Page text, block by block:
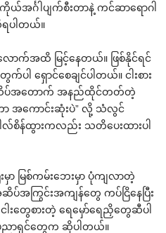
အင်္ဂါပျက်စီးတာနဲ့ ကင်ဆာရောဂါ
ပါတယ်။
ာက်အထိ မြင့်နေတယ်။ ဖြစ်နိုင်ရင်
ါ ရှောင်စေချင်ပါတယ်။ ငါးစား
အဆိပ်အတောက် အနည်ထိုင်တတ်တဲ့
ာ အကောင်းဆုံးပဲ” လို့ သံလွင်
ပေါလ်စိန်ထွားကလည်း သတိပေးထားပါ
မှာ မြစ်ကမ်းဘေးမှာ ပုံကျလာတဲ့
အကြွင်းအကျန်တွေ ကပ်ငြိနေပြီး
ါးတွေစားတဲ့ ရေမှော်ရေညှိတွေဆီပါ
ညာရှင်တွေက ဆိုပါတယ်။